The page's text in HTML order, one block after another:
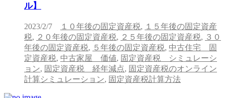
ル】
2023/2/7 １０年後の固定資産税, １５年後の固定資産
税, ２０年後の固定資産税, ２５年後の固定資産税, ３０
年後の固定資産税, ５年後の固定資産税, 中古住宅 固
定資産税, 中古家屋 価値, 固定資産税 シミュレーシ
ョン, 固定資産税 経年減点, 固定資産税のオンライン
計算シミュレーション, 固定資産税計算方法